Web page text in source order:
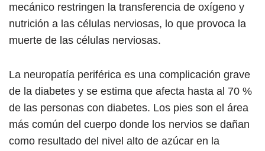
mecánico restringen la transferencia de oxígeno y
nutrición a las células nerviosas, lo que provoca la
muerte de las células nerviosas.
La neuropatía periférica es una complicación grave
de la diabetes y se estima que afecta hasta al 70 %
de las personas con diabetes. Los pies son el área
más común del cuerpo donde los nervios se dañan
como resultado del nivel alto de azúcar en la